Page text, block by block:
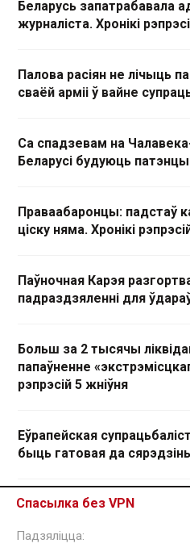
Спасылка без VPN
Беларусь запатрабавала
журналіста. Хронікі
Палова расіян не лічыць
сваёй арміі ў вайне
Са спадзевам на
Беларусі будуюць
Праваабаронцы: падстаў
ціску няма. Хронікі
Паўночная Карэя
падраздзяленні для
Больш за 2 тысячы
папаўненне
рэпрэсій 5 жніўня
Еўрапейская
быць гатовая да
Удзельнікі злёту пад
рэпрэсій 4 жніўня